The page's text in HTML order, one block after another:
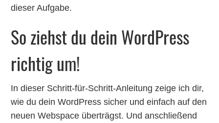
dieser Aufgabe.
So ziehst du dein WordPress
richtig um!
In dieser Schritt-für-Schritt-Anleitung zeige ich dir,
wie du dein WordPress sicher und einfach auf den
neuen Webspace überträgst. Und anschließend